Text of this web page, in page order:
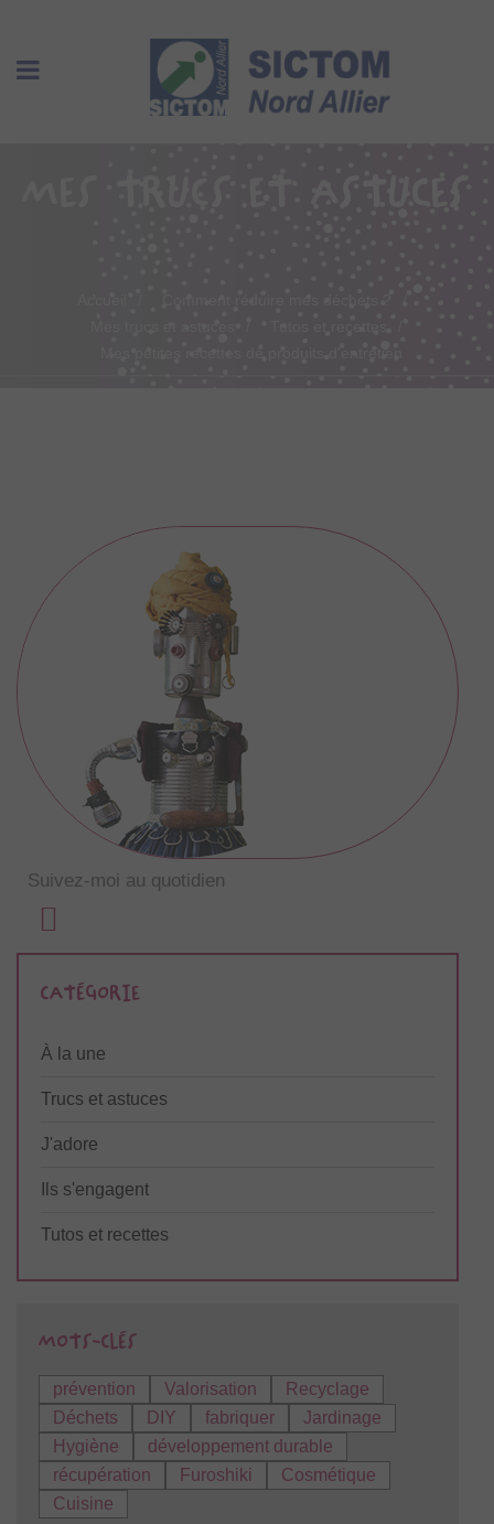
Suivez-moi au quotidien
À la une
Trucs et astuces
J'adore
Ils s'engagent
Tutos et recettes
prévention Valorisation
Recyclage
Déchets
DIY fabriquer
Jardinage
Hygiène
développement durable
récupération
Furoshiki
Cosmétique
Cuisine